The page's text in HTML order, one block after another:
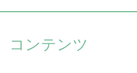
コンテンツ